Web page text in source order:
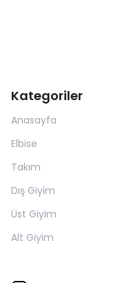
Kategoriler
Anasayfa
Elbise
Takım
Dış Giyim
Üst Giyim
Alt Giyim